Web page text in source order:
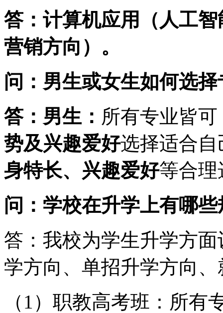
答：计算机应用（人工
营销方向）。
问：男生或女生如何选择
答：男生： 所有专业皆
势及兴趣爱好选择适合
身特长、兴趣爱好等合理
问：学校在升学上有哪些
答：我校为学生升学方
学方向、单招升学方向
（1）职教高考班：所